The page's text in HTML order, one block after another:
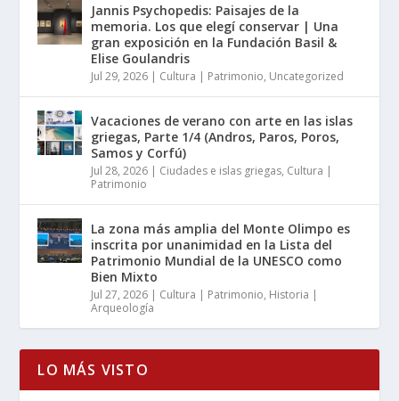
Jannis Psychopedis: Paisajes de la
memoria. Los que elegí conservar | Una
gran exposición en la Fundación Basil &
Elise Goulandris
Jul 29, 2026 | Cultura | Patrimonio, Uncategorized
Vacaciones de verano con arte en las islas
griegas, Parte 1/4 (Andros, Paros, Poros,
Samos y Corfú)
Jul 28, 2026 | Ciudades e islas griegas, Cultura |
Patrimonio
La zona más amplia del Monte Olimpo es
inscrita por unanimidad en la Lista del
Patrimonio Mundial de la UNESCO como
Bien Mixto
Jul 27, 2026 | Cultura | Patrimonio, Historia |
Arqueología
LO MÁS VISTO